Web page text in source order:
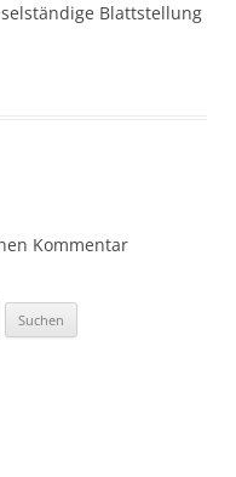
Blattstellung
Kommentar